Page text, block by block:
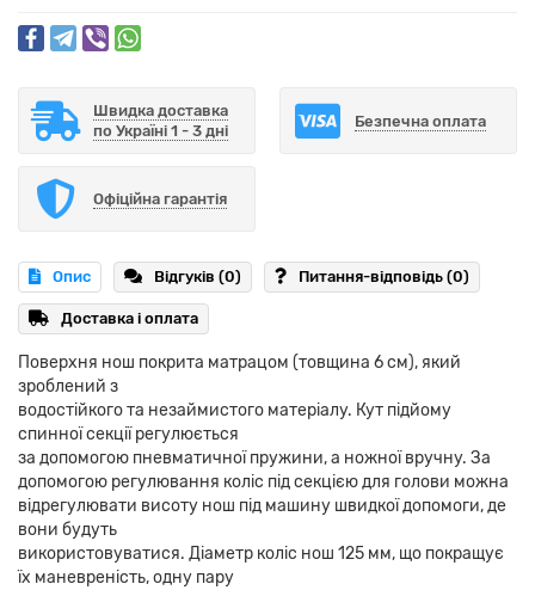
Швидка доставка
по Україні 1 - 3 дні
Безпечна оплата
Офіційна гарантія
Опис Відгуків (0) Питання-відповідь (0)
Доставка і оплата
Поверхня нош покрита матрацом (товщина 6 см), який
зроблений з
водостійкого та незаймистого матеріалу. Кут підйому
спинної секції регулюється
за допомогою пневматичної пружини, а ножної вручну. За
допомогою регулювання коліс під секцією для голови можна
відрегулювати висоту нош під машину швидкої допомоги, де
вони будуть
використовуватися. Діаметр коліс нош 125 мм, що покращує
їх маневреність, одну пару